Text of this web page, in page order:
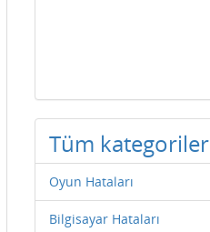
Tüm kategoriler
Oyun Hataları
Bilgisayar Hataları